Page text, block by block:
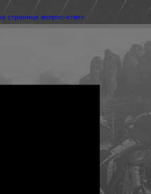
странице вопрос-ответ